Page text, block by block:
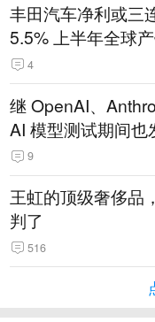
丰田汽车净利或三
5.5% 上半年全球
14.3万辆
4
继 OpenAI、
AI 模型测试期间也
9
王虹的顶级奢侈品
判了
516